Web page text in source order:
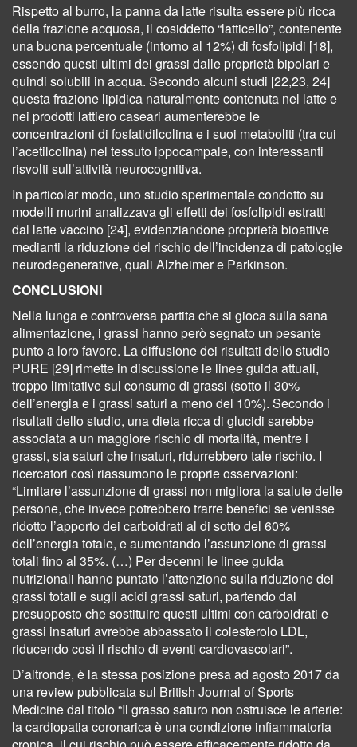
Rispetto al burro, la panna da latte risulta essere più ricca
della frazione acquosa, il cosiddetto “latticello”, contenente
una buona percentuale (intorno al 12%) di fosfolipidi [18],
essendo questi ultimi dei grassi dalle proprietà bipolari e
quindi solubili in acqua. Secondo alcuni studi [22,23, 24]
questa frazione lipidica naturalmente contenuta nel latte e
nei prodotti lattiero caseari aumenterebbe le
concentrazioni di fosfatidilcolina e i suoi metaboliti (tra cui
l’acetilcolina) nel tessuto ippocampale, con interessanti
risvolti sull’attività neurocognitiva.
In particolar modo, uno studio sperimentale condotto su
modelli murini analizzava gli effetti dei fosfolipidi estratti
dal latte vaccino [24], evidenziandone proprietà bioattive
medianti la riduzione del rischio dell’incidenza di patologie
neurodegenerative, quali Alzheimer e Parkinson.
CONCLUSIONI
Nella lunga e controversa partita che si gioca sulla sana
alimentazione, i grassi hanno però segnato un pesante
punto a loro favore. La diffusione dei risultati dello studio
PURE [29] rimette in discussione le linee guida attuali,
troppo limitative sul consumo di grassi (sotto il 30%
dell’energia e i grassi saturi a meno del 10%). Secondo i
risultati dello studio, una dieta ricca di glucidi sarebbe
associata a un maggiore rischio di mortalità, mentre i
grassi, sia saturi che insaturi, ridurrebbero tale rischio. I
ricercatori così riassumono le proprie osservazioni:
“Limitare l’assunzione di grassi non migliora la salute delle
persone, che invece potrebbero trarre benefici se venisse
ridotto l’apporto dei carboidrati al di sotto del 60%
dell’energia totale, e aumentando l’assunzione di grassi
totali fino al 35%. (…) Per decenni le linee guida
nutrizionali hanno puntato l’attenzione sulla riduzione dei
grassi totali e sugli acidi grassi saturi, partendo dal
presupposto che sostituire questi ultimi con carboidrati e
grassi insaturi avrebbe abbassato il colesterolo LDL,
riducendo così il rischio di eventi cardiovascolari”.
D’altronde, è la stessa posizione presa ad agosto 2017 da
una review pubblicata sul British Journal of Sports
Medicine dal titolo “Il grasso saturo non ostruisce le arterie:
la cardiopatia coronarica è una condizione infiammatoria